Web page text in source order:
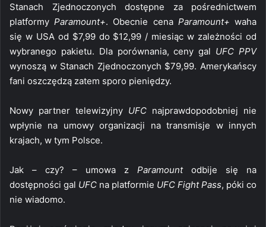
Stanach Zjednoczonych dostępne za pośrednictwem
platformyParamount+. Obecnie cena Paramount+ waha
się w USA od $7,99 do $12,99 / miesiąc w zależności od
wybranego pakietu. Dla porównania, ceny gal UFC PPV
wynoszą w Stanach Zjednoczonych $79,99. Amerykańscy
fani oszczędzą zatem sporo pieniędzy.
Nowy partner telewizyjny UFC najprawdopodobniej nie
wpłynie na umowy organizacji na transmisje w innych
krajach, w tym Polsce.
Jak – czy? – umowa z Paramountodbije się na
dostępności gal UFC na platformie UFC Fight Pass, póki co
nie wiadomo.